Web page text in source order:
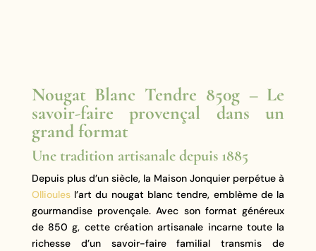
Nougat Blanc Tendre 850g – Le
savoir-faire provençal dans un
grand format
Une tradition artisanale depuis 1885
Depuis plus d’un siècle, la Maison Jonquier perpétue à
Ollioulesl’art du nougat blanc tendre, emblème de la
gourmandise provençale. Avec son format généreux
de 850 g, cette création artisanale incarne toute la
richesse d’un savoir-faire familial transmis de